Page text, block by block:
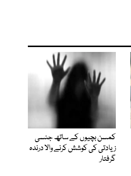
کمسن بچیوں کے ساتھ جنسی
زیادتی کی کوشش کرنے والا درندہ
گرفتار